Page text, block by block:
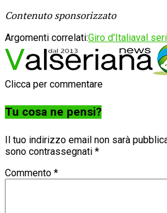
Contenuto sponsorizzato
Argomenti correlati:Giro d'Italiaval
Clicca per commentare
Tu cosa ne pensi?
Il tuo indirizzo email non sarà
sono contrassegnati *
Commento *